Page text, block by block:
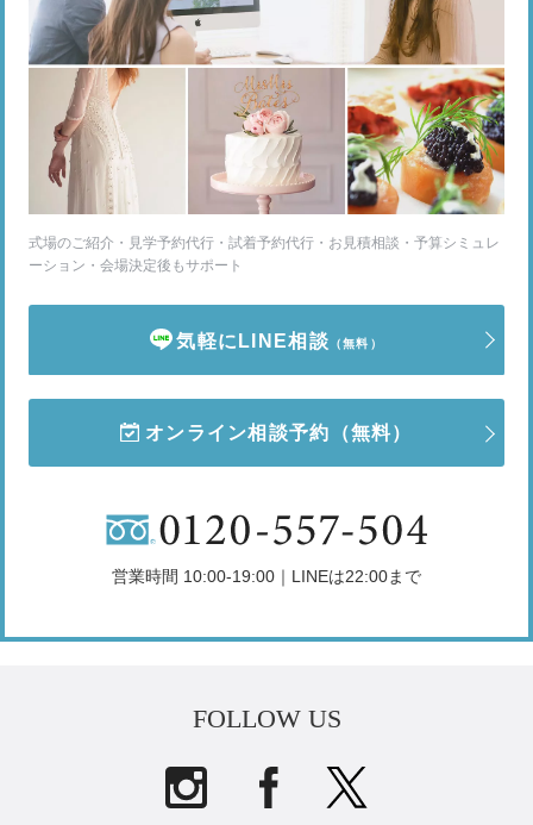
式場のご紹介・見学予約代行・試着予約代行・お見積相談・予算シミュレ
ーション・会場決定後もサポート
気軽にLINE相談 （無料）
オンライン相談予約 （無料）
営業時間 10:00-19:00｜LINEは22:00まで
FOLLOW US